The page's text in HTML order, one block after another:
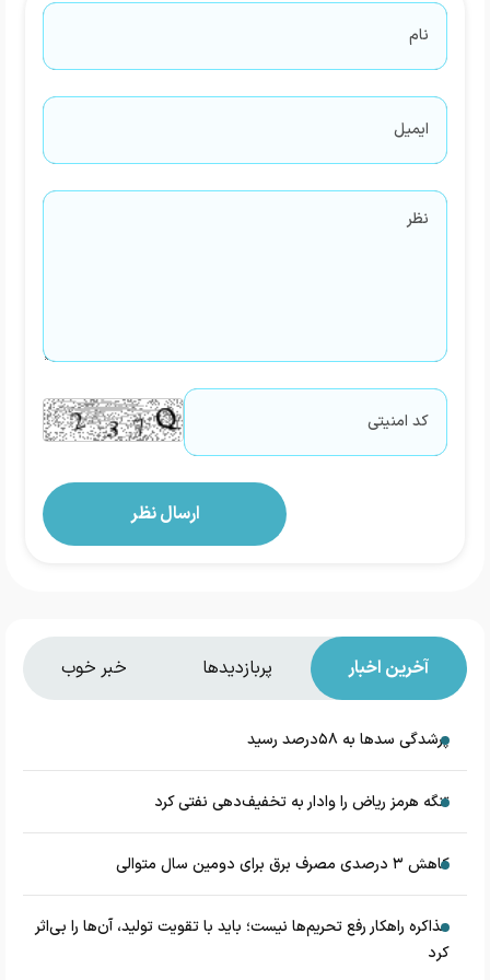
آخرین اخبار پربازدیدها خبر خوب
پرشدگی سدها به ۵۸درصد رسید
تنگه هرمز ریاض را وادار به تخفیف‌دهی نفتی کرد
کاهش ۳ درصدی مصرف برق برای دومین سال متوالی
مذاکره راهکار رفع تحریم‌ها نیست؛ باید با تقویت تولید، آن‌ها را بی‌اثر
کرد